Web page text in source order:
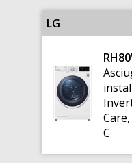
LG
C